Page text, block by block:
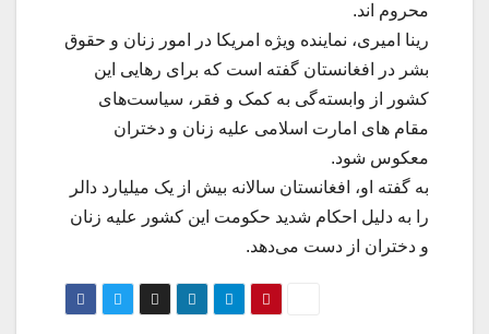
محروم اند.
رینا امیری، نماینده‌ ویژه امریکا در امور زنان و حقوق
بشر در افغانستان گفته است که برای رهایی این
کشور از وابسته‌گی به کمک و فقر، سیاست‌های
مقام های امارت اسلامی علیه زنان و دختران
معکوس شود.
به گفته او، افغانستان سالانه بیش از یک میلیارد دالر
را به دلیل احکام شدید حکومت این کشور علیه زنان
و دختران از دست می‌دهد.